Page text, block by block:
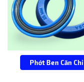
Phớt Ben Căn Chỉ